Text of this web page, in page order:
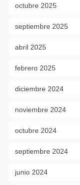
octubre 2025
septiembre 2025
abril 2025
febrero 2025
diciembre 2024
noviembre 2024
octubre 2024
septiembre 2024
junio 2024